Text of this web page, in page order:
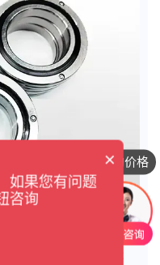
、高刚性和高负载能
想咨询具体的价格
×
如果您有问题
咨询